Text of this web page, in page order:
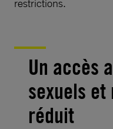
restrictions.
Un accès
sexuels
réduit